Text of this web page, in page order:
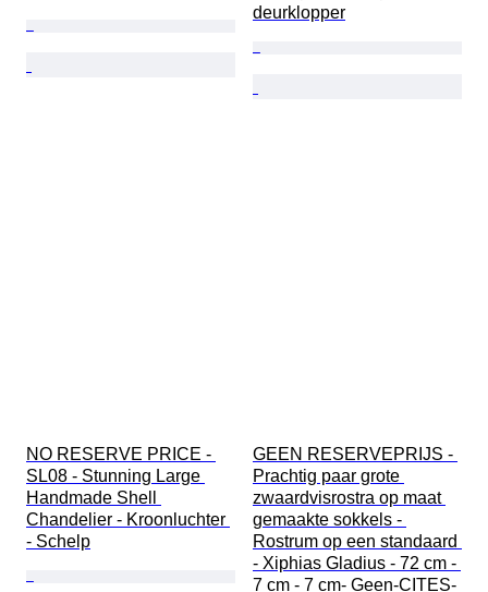
deurklopper
NO RESERVE PRICE -
SL08 - Stunning Large
Handmade Shell
Chandelier - Kroonluchter
- Schelp
GEEN RESERVEPRIJS -
Prachtig paar grote
zwaardvisrostra op maat
gemaakte sokkels -
Rostrum op een standaard
- Xiphias Gladius - 72 cm -
7 cm - 7 cm- Geen-CITES-